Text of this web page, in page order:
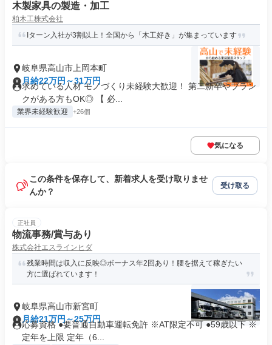
木製家具の製造・加工
柏木工株式会社
Iターン入社が3割以上！全国から「木工好き」が集まっています
岐阜県高山市上岡本町
月給22万円～31万円
求めている人材 モノづくり未経験大歓迎！ 第二新卒やブラン
クがある方もOK◎ 【 必...
業界未経験歓迎 +26個
気になる
この条件を保存して、新着求人を受け取りませ
んか？
受け取る
正社員
物流事務/賞与あり
株式会社エスラインヒダ
残業時間は収入に反映◎ボーナス年2回あり！腰を据えて稼ぎたい
方に選ばれています！
岐阜県高山市新宮町
月給21万円～25万円
応募資格 ●要普通自動車運転免許 ※AT限定不可 ●59歳以下 ※
定年を上限 定年（6...